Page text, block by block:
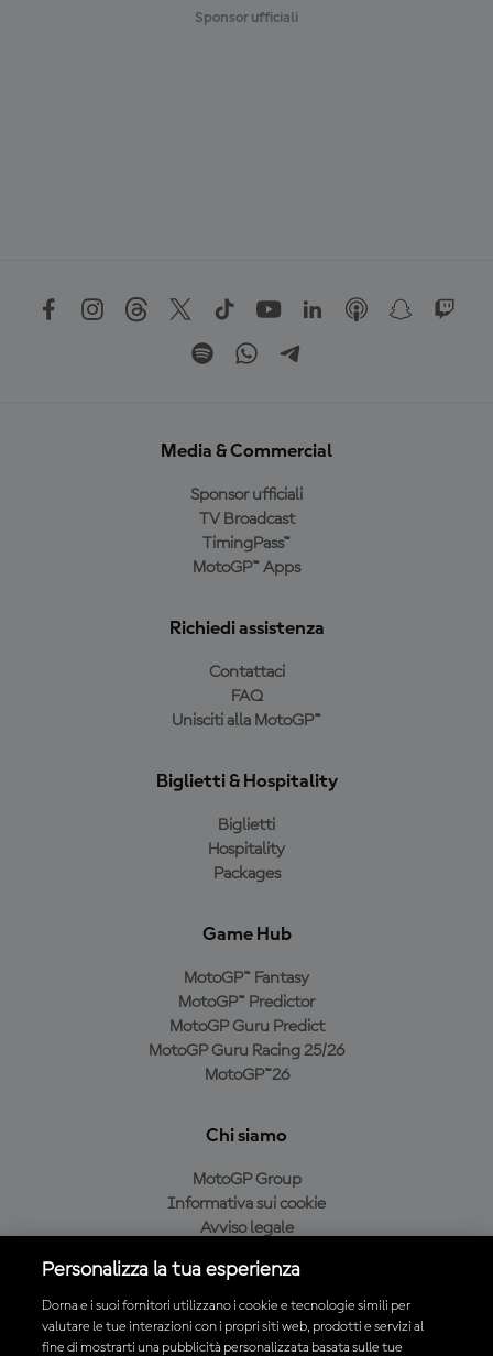
Sponsor ufficiali
Media & Commercial
Sponsor ufficiali
TV Broadcast
TimingPass™
MotoGP™ Apps
Richiedi assistenza
Contattaci
FAQ
Unisciti alla MotoGP™
Biglietti & Hospitality
Biglietti
Hospitality
Packages
Game Hub
MotoGP™ Fantasy
MotoGP™ Predictor
MotoGP Guru Predict
MotoGP Guru Racing 25/26
MotoGP™26
Chi siamo
MotoGP Group
Informativa sui cookie
Avviso legale
Condizioni di acquisto
Personalizza la tua esperienza
Dorna e i suoi fornitori utilizzano i cookie e tecnologie simili per
valutare le tue interazioni con i propri siti web, prodotti e servizi al
fine di mostrarti una pubblicità personalizzata basata sulle tue